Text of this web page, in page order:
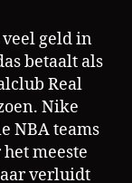
geld in
betaalt als
Real
Nike
NBA teams
meeste
verluidt